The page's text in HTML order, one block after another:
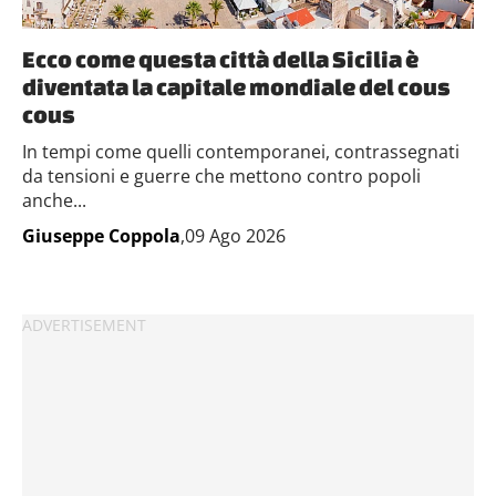
Ecco come questa città della Sicilia è
diventata la capitale mondiale del cous
cous
In tempi come quelli contemporanei, contrassegnati
da tensioni e guerre che mettono contro popoli
anche...
Giuseppe Coppola,09 Ago 2026